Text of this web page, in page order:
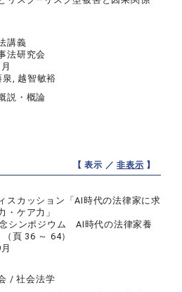
講義
法研究会
, 越智敏裕
説・概論
【 表示 ／非表示 】
スカッション「AI時代の法律家に求
・ケア力」
シンポジウム AI時代の法律家養
頁 36 ～ 64）
/ 社会法学